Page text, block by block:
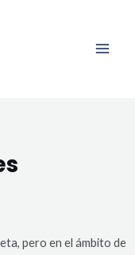
pero en el ámbito de